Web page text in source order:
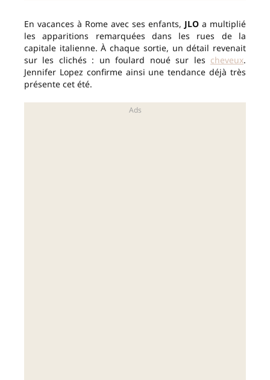
En vacances à Rome avec ses enfants, JLO a multiplié
les apparitions remarquées dans les rues de la
capitale italienne. À chaque sortie, un détail revenait
sur les clichés : un foulard noué sur les cheveux.
Jennifer Lopez confirme ainsi une tendance déjà très
présente cet été.